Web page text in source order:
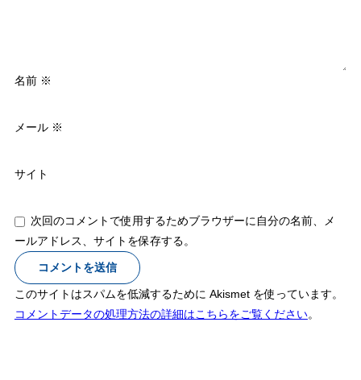
名前 ※
メール ※
サイト
次回のコメントで使用するためブラウザーに自分の名前、メ
ールアドレス、サイトを保存する。
このサイトはスパムを低減するために Akismet を使っています。
コメントデータの処理方法の詳細はこちらをご覧ください。